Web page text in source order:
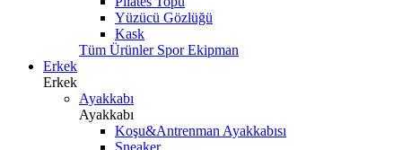
Yüzücü Gözlüğü
Kask
Tüm Ürünler Spor Ekipman
Erkek
Erkek
Ayakkabı
Ayakkabı
Koşu&Antrenman Ayakkabısı
Sneaker